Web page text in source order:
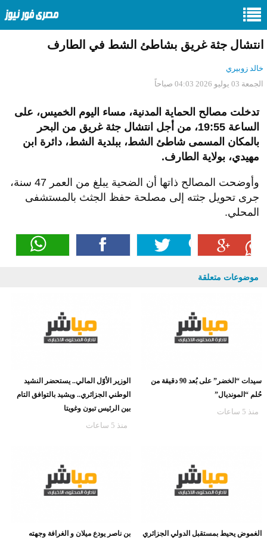
انتشال جثة غريق بشاطئ الشط في الطارف
خالد زوبيري
الجمعة 03 يوليو 2026 04:03 صباحاً
تدخلت مصالح الحماية المدنية، مساء اليوم الخميس، على
الساعة 19:55، من أجل انتشال جثة غريق من البحر
بالمكان المسمى شاطئ الشط، ببلدية الشط، دائرة ابن
مهيدي، بولاية الطارف.
وأوضحت المصالح ذاتها أن الضحية يبلغ من العمر 47 سنة،
جرى تحويل جثته إلى مصلحة حفظ الجثث بالمستشفى
المحلي.
موضوعات متعلقة
سيدات “الخضر” على بُعد 90 دقيقة من
حُلم “المونديال”
منذ 5 ساعات
الوزير الأوّل المالي.. يستحضر النشيد
الوطني الجزائري.. ويشيد بالتوافق التام
بين الرئيس تبون وغويتا
منذ 5 ساعات
الغموض يحيط بمستقبل الدولي الجزائري
بن ناصر يودع ميلان و الغرافة وجهته